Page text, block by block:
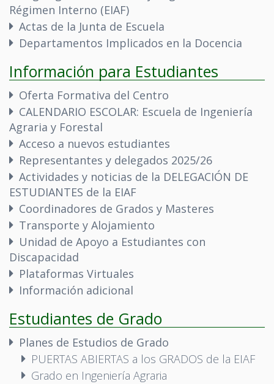
Régimen Interno (EIAF)
Actas de la Junta de Escuela
Departamentos Implicados en la Docencia
Información para Estudiantes
Oferta Formativa del Centro
CALENDARIO ESCOLAR: Escuela de Ingeniería
Agraria y Forestal
Acceso a nuevos estudiantes
Representantes y delegados 2025/26
Actividades y noticias de la DELEGACIÓN DE
ESTUDIANTES de la EIAF
Coordinadores de Grados y Masteres
Transporte y Alojamiento
Unidad de Apoyo a Estudiantes con
Discapacidad
Plataformas Virtuales
Información adicional
Estudiantes de Grado
Planes de Estudios de Grado
PUERTAS ABIERTAS a los GRADOS de la EIAF
Grado en Ingeniería Agraria